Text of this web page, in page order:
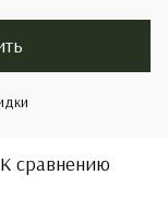
К сравнению